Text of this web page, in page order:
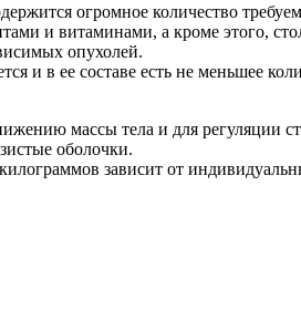
огромное количество
и витаминами, а кроме этого,
опухолей.
и в ее составе есть не меньшее
массы тела и для регуляции
оболочки.
зависит от